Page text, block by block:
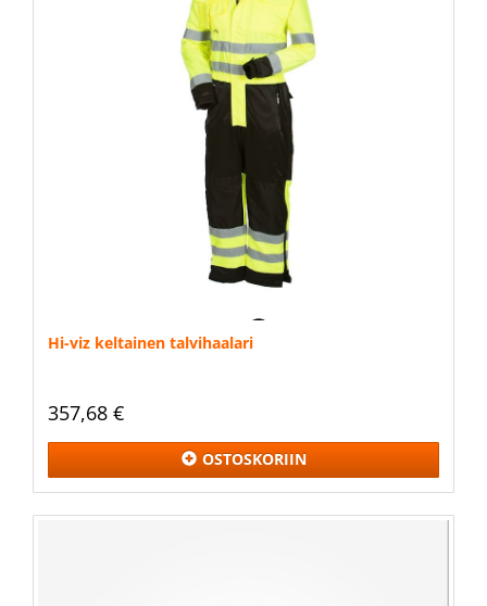
Hi-viz keltainen talvihaalari
357,68 €
OSTOSKORIIN